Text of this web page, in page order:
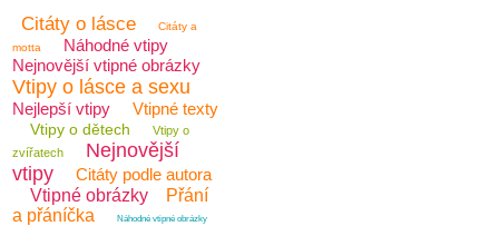
Citáty o lásce
Citáty a
motta
Náhodné vtipy
Nejnovější vtipné obrázky
Vtipy o lásce a sexu
Nejlepší vtipy Vtipné texty
Vtipy o dětech
Vtipy o
zvířatech
Nejnovější
vtipy
Citáty podle autora
Vtipné obrázky
Přání
a přáníčka
Náhodné vtipné obrázky